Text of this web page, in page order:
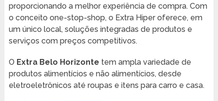
proporcionando a melhor experiência de compra. Com
o conceito one-stop-shop, o Extra Hiper oferece, em
um único local, soluções integradas de produtos e
serviços com preços competitivos.
O Extra Belo Horizonte tem ampla variedade de
produtos alimentícios e não alimentícios, desde
eletroeletrônicos até roupas e itens para carro e casa.